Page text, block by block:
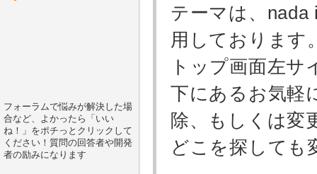
テーマは、
用しております
トップ画面左
下にあるお気軽
除、もしくは変
どこを探しても
フォーラムで悩みが解決した場
合など、よかったら「いい
ね！」をポチっとクリックして
ください！質問の回答者や開発
者の励みになります